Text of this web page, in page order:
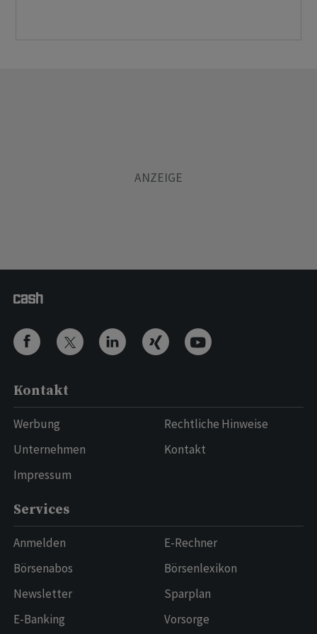
Kontakt
Werbung
Unternehmen
Impressum
Rechtliche Hinweise
Kontakt
Services
Anmelden
Börsenabos
Newsletter
E-Banking
E-Rechner
Börsenlexikon
Sparplan
Vorsorge